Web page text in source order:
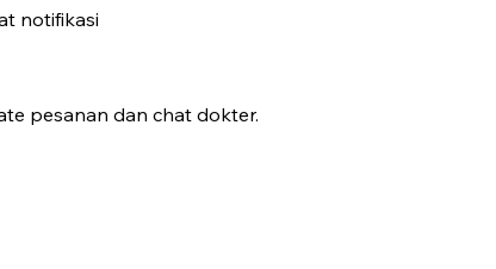
notifikasi
pesanan dan chat dokter.